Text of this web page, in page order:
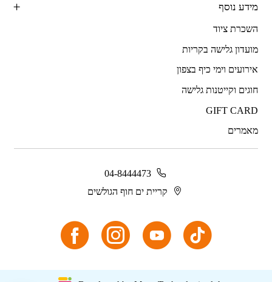
מידע נוסף
השכרת ציוד
מועדון גלישה בקריות
אירועים וימי כיף בצפון
חוגים וקייטנות גלישה
GIFT CARD
מאמרים
04-8444473
קריית ים חוף הגולשים